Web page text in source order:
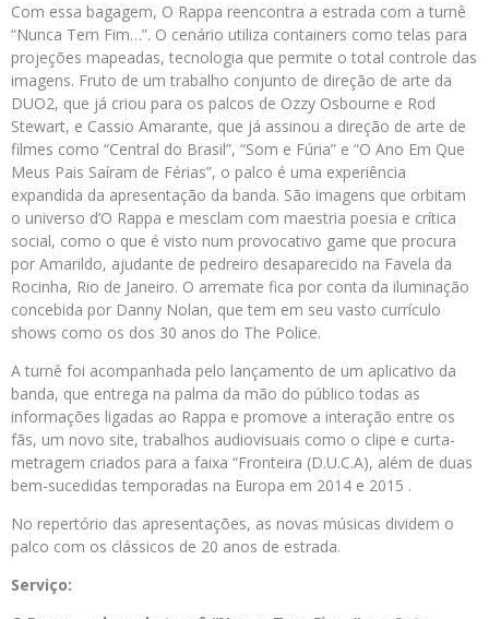
Com essa bagagem, O Rappa reencontra a estrada com a turnê
“Nunca Tem Fim…”. O cenário utiliza containers como telas para
projeções mapeadas, tecnologia que permite o total controle das
imagens. Fruto de um trabalho conjunto de direção de arte da
DUO2, que já criou para os palcos de Ozzy Osbourne e Rod
Stewart, e Cassio Amarante, que já assinou a direção de arte de
filmes como “Central do Brasil”, “Som e Fúria” e “O Ano Em Que
Meus Pais Saíram de Férias”, o palco é uma experiência
expandida da apresentação da banda. São imagens que orbitam
o universo d’O Rappa e mesclam com maestria poesia e crítica
social, como o que é visto num provocativo game que procura
por Amarildo, ajudante de pedreiro desaparecido na Favela da
Rocinha, Rio de Janeiro. O arremate fica por conta da iluminação
concebida por Danny Nolan, que tem em seu vasto currículo
shows como os dos 30 anos do The Police.
A turnê foi acompanhada pelo lançamento de um aplicativo da
banda, que entrega na palma da mão do público todas as
informações ligadas ao Rappa e promove a interação entre os
fãs, um novo site, trabalhos audiovisuais como o clipe e curta-
metragem criados para a faixa “Fronteira (D.U.C.A), além de duas
bem-sucedidas temporadas na Europa em 2014 e 2015 .
No repertório das apresentações, as novas músicas dividem o
palco com os clássicos de 20 anos de estrada.
Serviço: